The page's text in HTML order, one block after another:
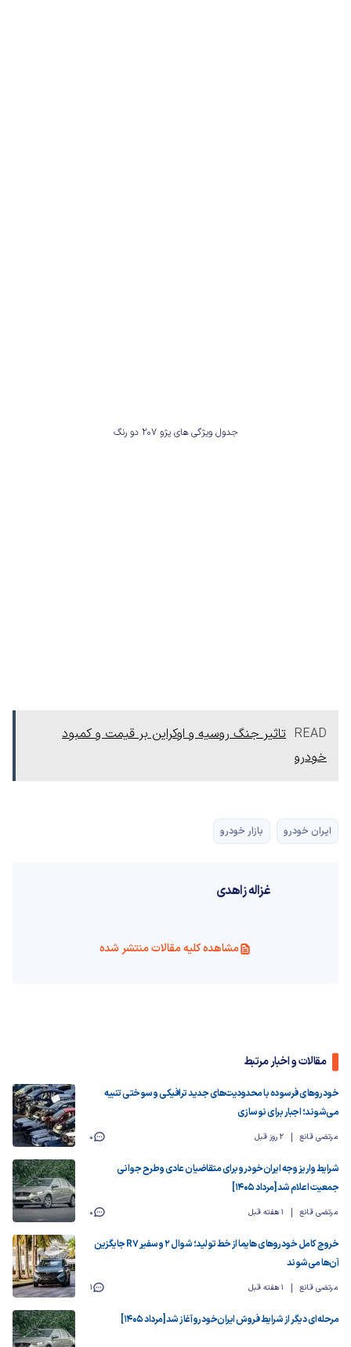
جدول ویژگی های پژو 207 دو رنگ
READ تاثیر جنگ روسیه و اوکراین بر قیمت و کمبود
خودرو
ایران خودرو بازار خودرو
غزاله زاهدی
مشاهده کلیه مقالات منتشر شده
مقالات و اخبار مرتبط
خودروهای فرسوده با محدودیت‌های جدید ترافیکی و سوختی تنبیه
می‌شوند؛ اجبار برای نوسازی
مرتضی قانع 2 روز قبل 0
شرایط واریز وجه ایران‌خودرو برای متقاضیان عادی و طرح جوانی
جمعیت اعلام شد [مرداد ۱۴۰۵]
مرتضی قانع 1 هفته قبل 0
خروج کامل خودروهای هایما از خط تولید؛ شوال ۲ و سفیر R7 جایگزین
آن‌ها می‌شوند
مرتضی قانع 1 هفته قبل 1
مرحله‌ای دیگر از شرایط فروش ایران‌خودرو آغاز شد [مرداد ۱۴۰۵]